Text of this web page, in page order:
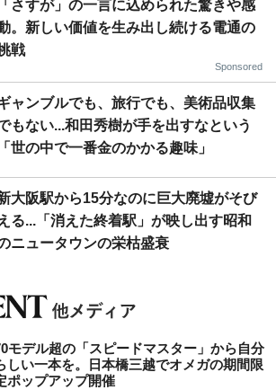
「さすが」の一言に込められた驚きや感
。新しい価値を生み出し続ける電通の
戦
Sponsored
ャンブルでも、旅行でも、美術品収集
もない...和田秀樹が手を出すなという
「世の中で一番金のかかる趣味」
大阪駅から15分なのに巨大廃墟がそび
る...「消えた終着駅」が映し出す昭和
ニュータウンの栄枯盛衰
モデル超の「スピードマスター」から自分
しい一本を。日本橋三越でオメガの期間限
ポップアップ開催